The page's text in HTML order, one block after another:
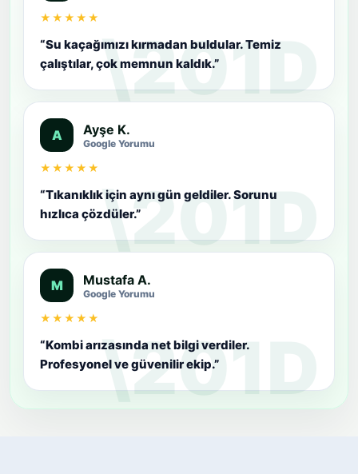
★★★★★
“Su kaçağımızı kırmadan buldular. Temiz
çalıştılar, çok memnun kaldık.”
A Ayşe K.
Google Yorumu
★★★★★
“Tıkanıklık için aynı gün geldiler. Sorunu
hızlıca çözdüler.”
M Mustafa A.
Google Yorumu
★★★★★
“Kombi arızasında net bilgi verdiler.
Profesyonel ve güvenilir ekip.”